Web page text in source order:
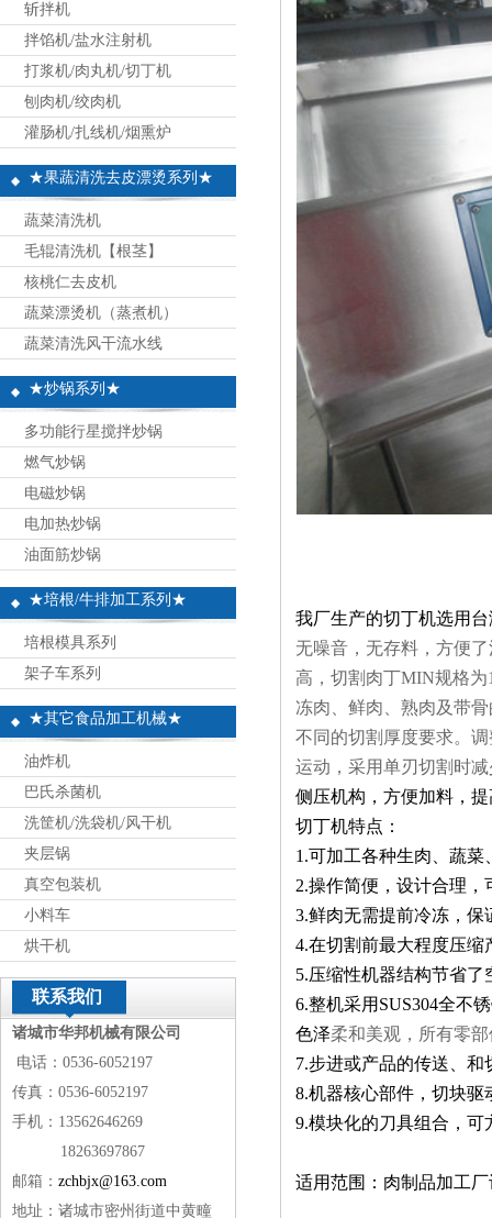
斩拌机
拌馅机/盐水注射机
打浆机/肉丸机/切丁机
刨肉机/绞肉机
灌肠机/扎线机/烟熏炉
★果蔬清洗去皮漂烫系列★
蔬菜清洗机
毛辊清洗机【根茎】
核桃仁去皮机
蔬菜漂烫机（蒸煮机）
蔬菜清洗风干流水线
★炒锅系列★
多功能行星搅拌炒锅
燃气炒锅
电磁炒锅
电加热炒锅
油面筋炒锅
★培根/牛排加工系列★
培根模具系列
架子车系列
★其它食品加工机械★
油炸机
巴氏杀菌机
洗筐机/洗袋机/风干机
夹层锅
真空包装机
小料车
烘干机
联系我们
诸城市华邦机械有限公司
电话：0536-6052197
传真：0536-6052197
手机：13562646269
18263697867
邮箱： zchbjx@163.com
地址：诸城市密州街道中黄疃
我厂生产的切丁机选用
无噪音，无存料，方便
高，切割肉丁MIN规格为
冻肉、鲜肉、熟肉及带
不同的切割厚度要求。
运动，采用单刃切割时
侧压机构，方便加料，
切丁机特点：
1 .可加工各种生肉、蔬
2.操作简便，设计合理，
3.鲜肉无需提前冷冻，保
4.在切割前最大程度压缩
5.压缩性机器结构节省了
6.整机采用 SUS304全不
色泽柔和美观，所有零
7.步进或产品的传送、和
8.机器核心部件，切块
9.模块化的刀具组合，可
适用范围：肉制品加工